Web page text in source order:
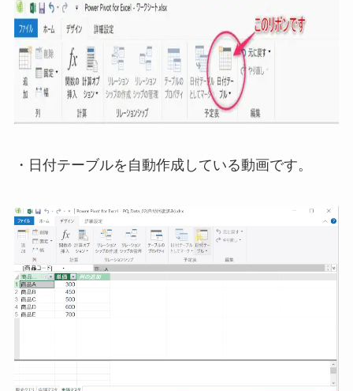
・日付テーブルを自動作成している動画です。